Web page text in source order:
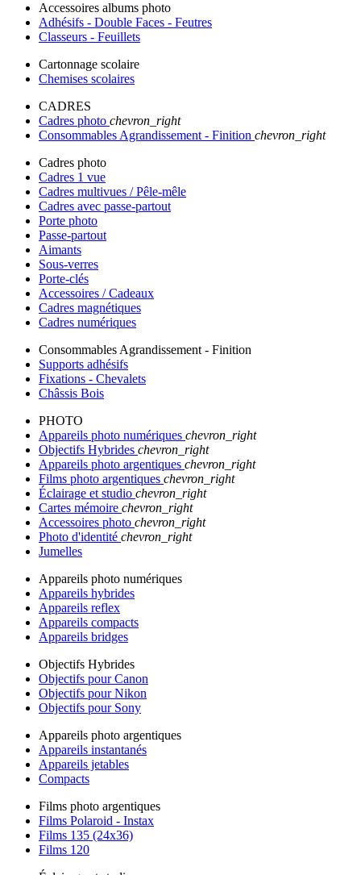
Accessoires albums photo
Adhésifs - Double Faces - Feutres
Classeurs - Feuillets
Cartonnage scolaire
Chemises scolaires
CADRES
Cadres photo chevron_right
Consommables Agrandissement - Finition chevron_right
Cadres photo
Cadres 1 vue
Cadres multivues / Pêle-mêle
Cadres avec passe-partout
Porte photo
Passe-partout
Aimants
Sous-verres
Porte-clés
Accessoires / Cadeaux
Cadres magnétiques
Cadres numériques
Consommables Agrandissement - Finition
Supports adhésifs
Fixations - Chevalets
Châssis Bois
PHOTO
Appareils photo numériques chevron_right
Objectifs Hybrides chevron_right
Appareils photo argentiques chevron_right
Films photo argentiques chevron_right
Éclairage et studio chevron_right
Cartes mémoire chevron_right
Accessoires photo chevron_right
Photo d'identité chevron_right
Jumelles
Appareils photo numériques
Appareils hybrides
Appareils reflex
Appareils compacts
Appareils bridges
Objectifs Hybrides
Objectifs pour Canon
Objectifs pour Nikon
Objectifs pour Sony
Appareils photo argentiques
Appareils instantanés
Appareils jetables
Compacts
Films photo argentiques
Films Polaroid - Instax
Films 135 (24x36)
Films 120